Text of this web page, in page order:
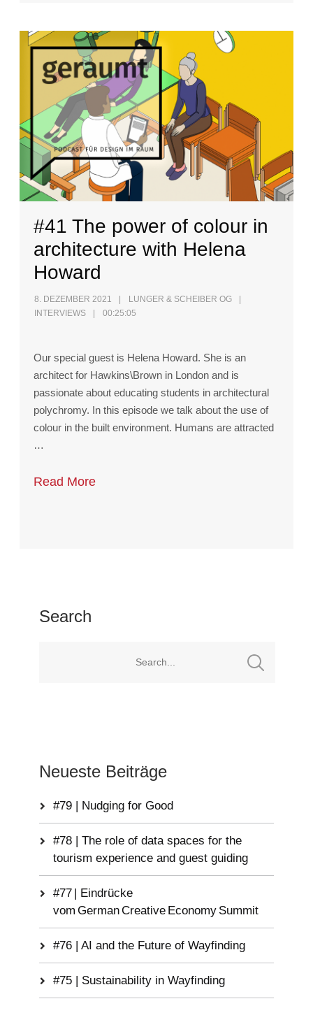
#41 The power of colour in
architecture with Helena
Howard
8. DEZEMBER 2021
LUNGER & SCHEIBER OG
INTERVIEWS
00:25:05
Our special guest is Helena Howard. She is an
architect for Hawkins\Brown in London and is
passionate about educating students in architectural
polychromy. In this episode we talk about the use of
colour in the built environment. Humans are attracted
…
Read More
Search
Neueste Beiträge
#79 | Nudging for Good
#78 | The role of data spaces for the
tourism experience and guest guiding
#77 | Eindrücke
vom German Creative Economy Summit
#76 | AI and the Future of Wayfinding
#75 | Sustainability in Wayfinding